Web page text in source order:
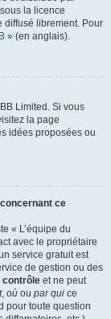
la licence
diffusé librement. Pour
» (en anglais).
Limited. Si vous
la page
idées proposées ou
ce
« L’équipe du
avec le propriétaire
service gratuit est
de gestion ou des
contrôle et ne peut
, où ou par qui ce
pour toute question